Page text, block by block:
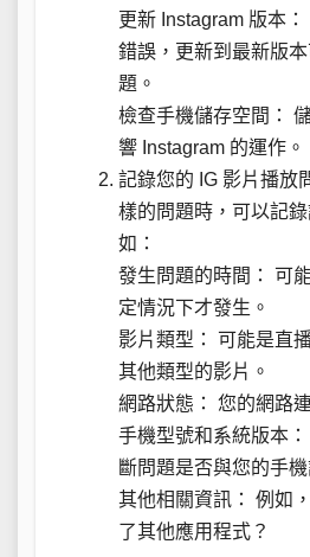
更新 Instagram 版本
錯誤，更新到最新版
題。
檢查手機儲存空間：
響 Instagram 的運作。
記錄您的 IG 影片播放
樣的問題時，可以記
如：
發生問題的時間： 可
定情況下才發生。
影片類型： 可能是直
其他類型的影片。
網路狀態： 您的網路
手機型號和系統版本
斷問題是否與您的手機
其他相關資訊： 例如
了其他應用程式？